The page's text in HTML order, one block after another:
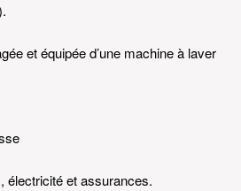
et équipée d’une machine à laver
électricité et assurances.